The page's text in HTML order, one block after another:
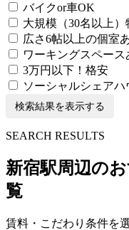
バイクor車OK
大規模（30名以上）
広さ6帖以上の個室
ワーキングスペース
3万円以下！格安
ソーシャルシェアハ
検索結果を表示する
SEARCH RESULTS
新宿駅周辺の
覧
賃料・こだわり条件を